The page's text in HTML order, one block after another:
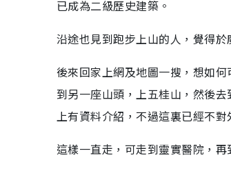
已成為二級歷史建築。
沿途也見到跑步上山的人，覺得於
後來回家上網及地圖一搜，想如
到另一座山頭，上五桂山，然後
上有資料介紹，不過這裏已經不對
這樣一直走，可走到靈實醫院，